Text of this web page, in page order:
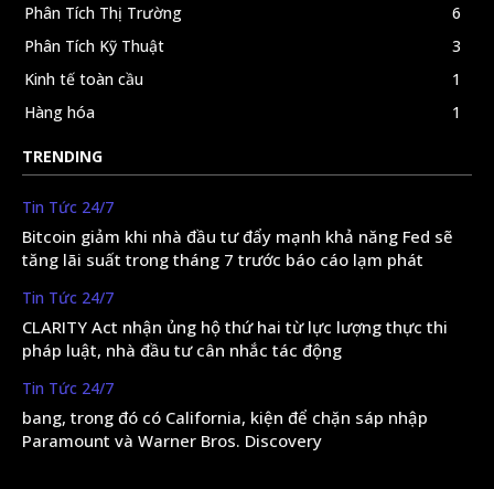
Phân Tích Thị Trường
6
Phân Tích Kỹ Thuật
3
Kinh tế toàn cầu
1
Hàng hóa
1
TRENDING
Tin Tức 24/7
Bitcoin giảm khi nhà đầu tư đẩy mạnh khả năng Fed sẽ
tăng lãi suất trong tháng 7 trước báo cáo lạm phát
Tin Tức 24/7
CLARITY Act nhận ủng hộ thứ hai từ lực lượng thực thi
pháp luật, nhà đầu tư cân nhắc tác động
Tin Tức 24/7
bang, trong đó có California, kiện để chặn sáp nhập
Paramount và Warner Bros. Discovery